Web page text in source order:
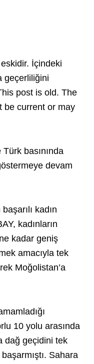
İçindeki
geçerliliğini
post is old. The
be current or may
basınında
devam
kadın
kadınların
kadar geniş
amacıyla tek
Moğolistan’a
10 yolu arasında
dağ geçidini tek
Sahara